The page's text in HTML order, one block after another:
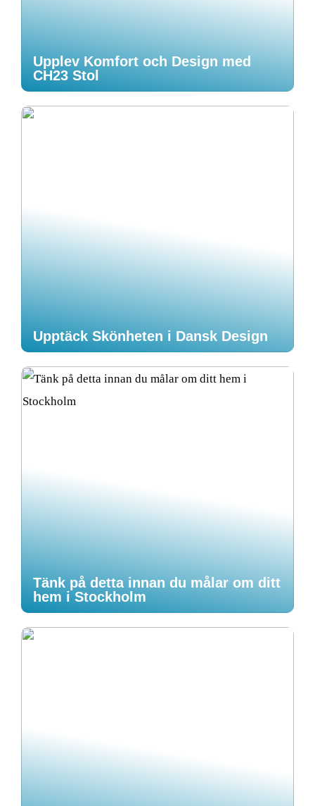
Upplev Komfort och Design med
CH23 Stol
Upptäck Skönheten i Dansk Design
Tänk på detta innan du målar om ditt
hem i Stockholm